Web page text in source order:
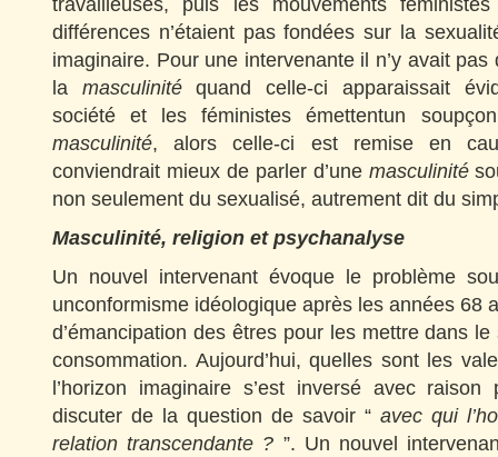
travailleuses, puis les mouvements
différences n’étaient pas fondées sur la
imaginaire. Pour une intervenante il n’y avait
la masculinitéquand celle-ci apparaissait
société et les féministes émettentun
masculinité, alors celle-ci est remise en
conviendrait mieux de parler d’une masculinité
non seulement du sexualisé, autrement dit du
Masculinité, religion et psychanalyse
Un nouvel intervenant évoque le problème
unconformisme idéologique après les années 68
d’émancipation des êtres pour les mettre dans le
consommation. Aujourd’hui, quelles sont les
l’horizon imaginaire s’est inversé avec
discuter de la question de savoir “ avec qui
relation transcendante ? ”. Un nouvel